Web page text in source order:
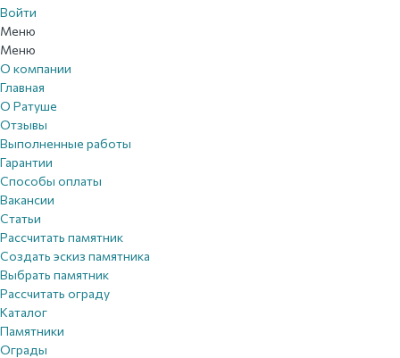
Войти
Меню
Меню
О компании
Главная
О Ратуше
Отзывы
Выполненные работы
Гарантии
Способы оплаты
Вакансии
Статьи
Рассчитать памятник
Создать эскиз памятника
Выбрать памятник
Рассчитать ограду
Каталог
Памятники
Ограды